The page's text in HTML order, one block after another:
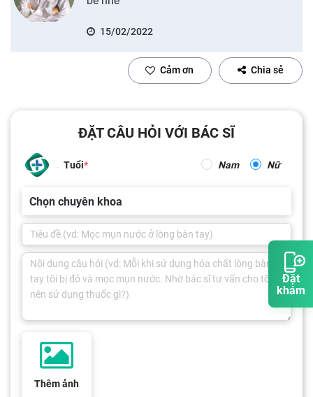
Đặt
khám
15/02/2022
Cảm ơn Chia sẻ
ĐẶT CÂU HỎI VỚI BÁC SĨ
Tuổi Nam Nữ
Chọn chuyên khoa
Thêm ảnh